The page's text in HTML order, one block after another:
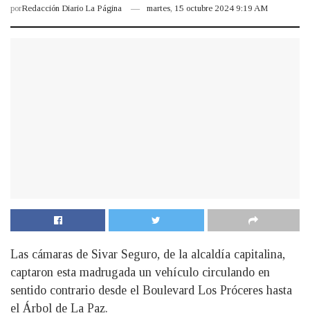
porRedacción Diario La Página martes, 15 octubre 2024 9:19 AM
Las cámaras de Sivar Seguro, de la alcaldía capitalina,
captaron esta madrugada un vehículo circulando en
sentido contrario desde el Boulevard Los Próceres hasta
el Árbol de La Paz.